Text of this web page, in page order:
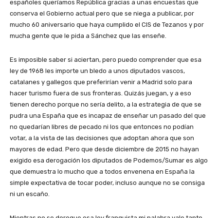
españoles queríamos República gracias a unas encuestas que
conserva el Gobierno actual pero que se niega a publicar, por
mucho 60 aniversario que haya cumplido el CIS de Tezanos y por
mucha gente que le pida a Sánchez que las enseñe.
Es imposible saber si aciertan, pero puedo comprender que esa
ley de 1968 les importe un bledo a unos diputados vascos,
catalanes y gallegos que preferirían venir a Madrid solo para
hacer turismo fuera de sus fronteras. Quizás juegan, y a eso
tienen derecho porque no sería delito, a la estrategia de que se
pudra una España que es incapaz de enseñar un pasado del que
no quedarían libres de pecado ni los que entonces no podían
votar, a la vista de las decisiones que adoptan ahora que son
mayores de edad. Pero que desde diciembre de 2015 no hayan
exigido esa derogación los diputados de Podemos/Sumar es algo
que demuestra lo mucho que a todos envenena en España la
simple expectativa de tocar poder, incluso aunque no se consiga
ni un escaño.